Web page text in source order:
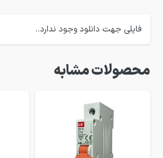
فایلی جهت دانلود وجود ندارد..
محصولات مشابه